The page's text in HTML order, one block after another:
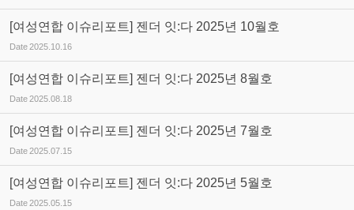
[여성연합 이슈리포트] 젠더 잇:다 2025년 10월호
Date2025.10.16
[여성연합 이슈리포트] 젠더 잇:다 2025년 8월호
Date2025.08.18
[여성연합 이슈리포트] 젠더 잇:다 2025년 7월호
Date2025.07.15
[여성연합 이슈리포트] 젠더 잇:다 2025년 5월호
Date2025.05.15